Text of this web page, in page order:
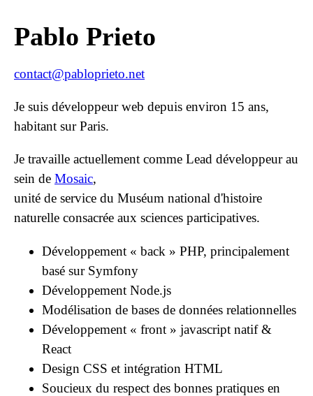
Pablo Prieto
contact@pabloprieto.net
Je suis développeur web depuis environ 15 ans,
habitant sur Paris.
Je travaille actuellement comme Lead développeur au
sein de Mosaic,
unité de service du Muséum national d'histoire
naturelle consacrée aux sciences participatives.
Développement « back » PHP, principalement
basé sur Symfony
Développement Node.js
Modélisation de bases de données relationnelles
Développement « front » javascript natif &
React
Design CSS et intégration HTML
Soucieux du respect des bonnes pratiques en